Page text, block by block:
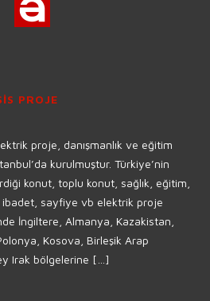
PROJE
proje, danışmanlık ve eğitim
kurulmuştur. Türkiye’nin
konut, toplu konut, sağlık, eğitim,
sayfiye vb elektrik proje
İngiltere, Almanya, Kazakistan,
Kosova, Birleşik Arap
Irak bölgelerine […]